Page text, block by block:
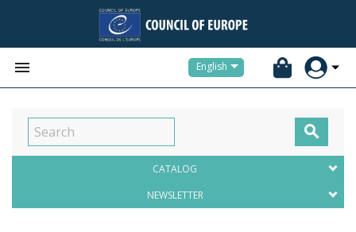
 English

CATALOG
NEWSLETTER